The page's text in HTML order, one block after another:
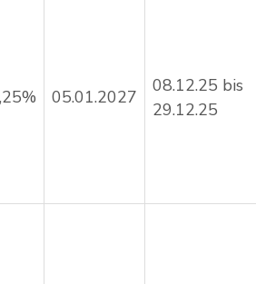
05.01.2027
08.12.25 bis
29.12.25